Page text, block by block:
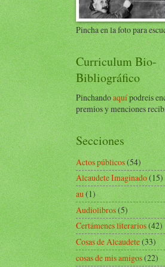
Pincha en la foto para
Curriculum Bio-
Bibliográfico
Pinchandoaquípodreis
premios y menciones
Secciones
Actos públicos(54)
Alcaudete Imaginado(15)
au(1)
Audiolibros(5)
Certámenes literarios(42)
Cosas de Alcaudete(33)
cosas de mis amigos(22)